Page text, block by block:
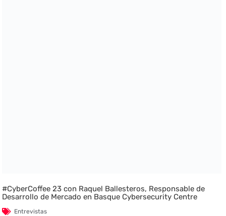
#CyberCoffee 23 con Raquel Ballesteros, Responsable de
Desarrollo de Mercado en Basque Cybersecurity Centre
Entrevistas